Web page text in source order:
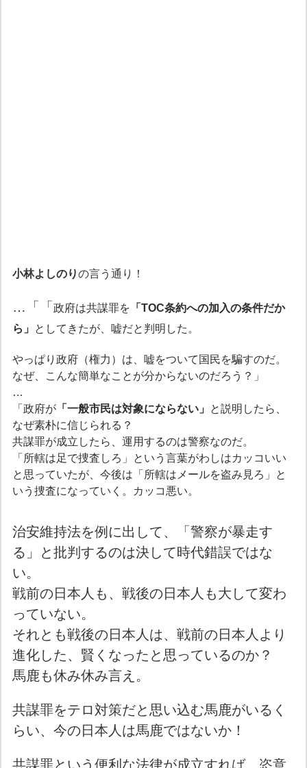
小林よしのりの言う通り！
…「「政府は共謀罪を 「TOC条約への加入の条件だか
ら」
としてきたが、嘘だと判明した。
やっぱり政府（権力）は、嘘をついて国民を騙すのだ。
なぜ、こんな簡単なことが分からないのだろう？」
…
「政府が 「一般市民は対象にならない」
と説明したら、
なぜ素朴に信じられる？
共謀罪が成立したら、運用するのは警察なのだ。
「所轄は足で捜査しろ」という言葉がわしはカッコいい
と思っていたが、今後は「所轄はメールを盗み見ろ」と
いう捜査になっていく。カッコ悪い。
治安維持法を例に出して、「警察が暴走す
る」と批判するのは決して時代錯誤ではな
い。
戦前の日本人も、戦後の日本人も大して変わ
っていない。
それとも戦後の日本人は、戦前の日本人より
進化した、賢くなったと思っているのか？
馬鹿も休み休み言え。
共謀罪をテロ対策だと思い込む馬鹿がいるく
らい、今の日本人は馬鹿ではないか！
共謀罪という便利な法律が成立すれば、恣意